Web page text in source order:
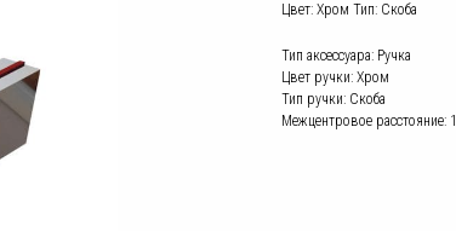
Цвет: Хром Тип: Скоба
Тип аксессуара: Ручка
Цвет ручки: Хром
Тип ручки: Скоба
Межцентровое расстояние: